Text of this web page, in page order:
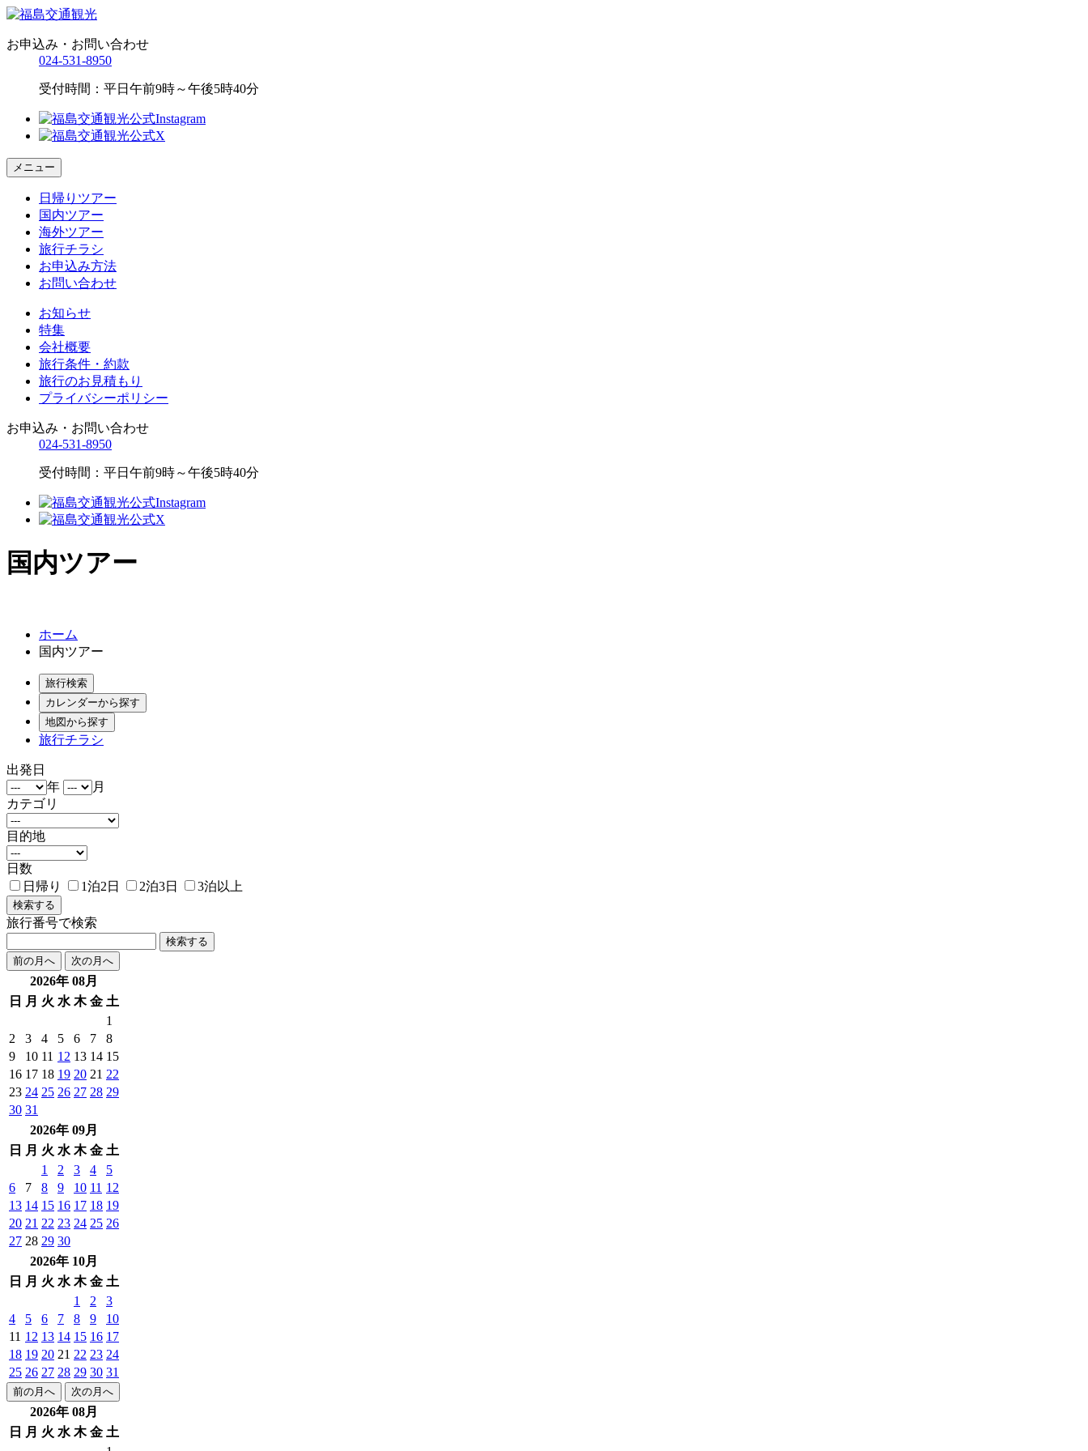
お申込み・お問い合わせ
024-531-8950
受付時間：平日午前9時～午後5時40分
メニュー
日帰りツアー
国内ツアー
海外ツアー
旅行チラシ
お申込み方法
お問い合わせ
お知らせ
特集
会社概要
旅行条件・約款
旅行のお見積もり
プライバシーポリシー
お申込み・お問い合わせ
024-531-8950
受付時間：平日午前9時～午後5時40分
国内ツアー
ホーム
国内ツアー
旅行検索
カレンダーから探す
地図から探す
旅行チラシ
出発日
年
月
カテゴリ
目的地
日数
日帰り
1泊2日 2泊3日 3泊以上
旅行番号で検索
検索する
前の月へ
次の月へ
2026年 08月
日
月 火 水 木 金 土
1
2
3 4 5 6 7
8
9
10 11 12 13 14 15
16 17 18 19 20 21 22
23 24 25 26 27 28 29
30 31
2026年 09月
日
月 火 水 木 金 土
1
2 3 4
5
6
7 8 9 10 11 12
13 14 15 16 17 18 19
20 21 22 23 24 25 26
27 28 29 30
2026年 10月
日
月 火 水 木 金 土
1
2
3
4
5 6 7 8 9
10
11 12 13 14 15 16 17
18 19 20 21 22 23 24
25 26 27 28 29 30 31
前の月へ 次の月へ
2026年 08月
日
月 火 水 木 金 土